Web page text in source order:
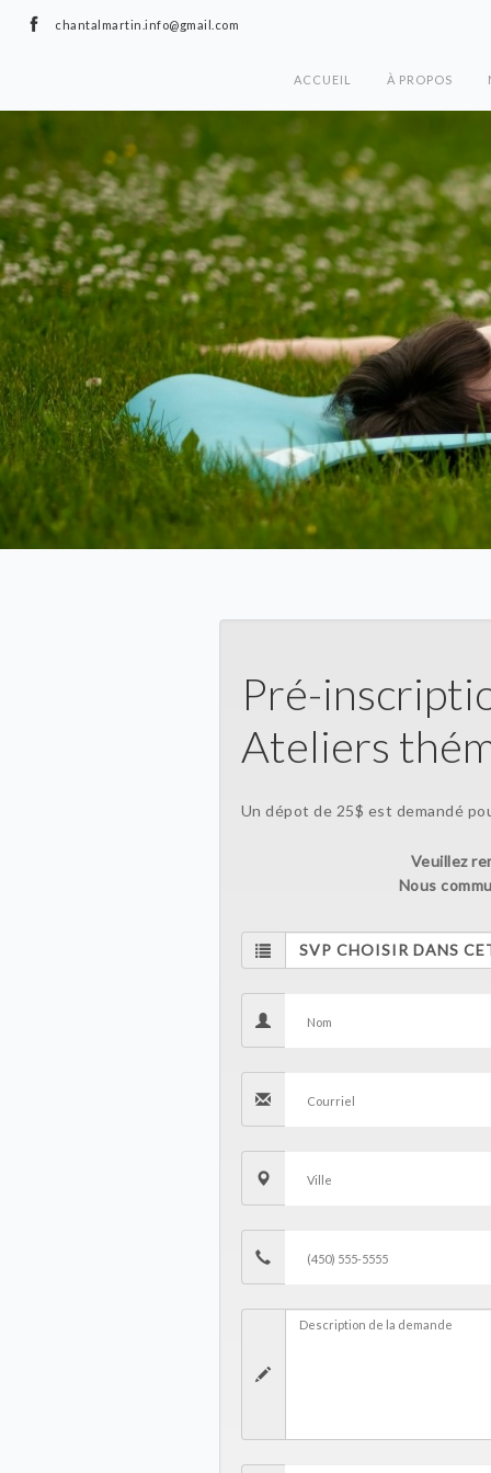
chantalmartin.info@gmail.com
ACCUEIL À PROPOS
Pré-
Ateliers
Un dépot de 25$ est demandé
Veuillez
Nous